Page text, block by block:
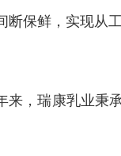
保鲜，实现从
，瑞康乳业秉